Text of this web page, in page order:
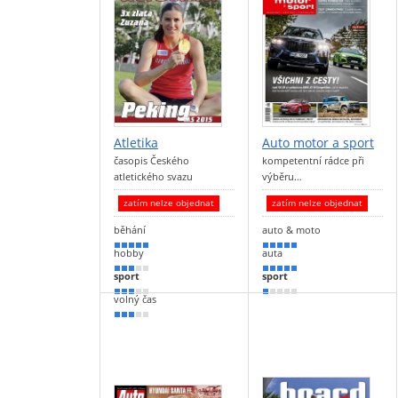
Atletika
časopis Českého
atletického svazu
zatím nelze objednat
běhání
90 %
hobby
50 %
sport
50 %
volný čas
50 %
Auto motor a sport
kompetentní rádce při
výběru…
zatím nelze objednat
auto & moto
100 %
auta
100 %
sport
20 %